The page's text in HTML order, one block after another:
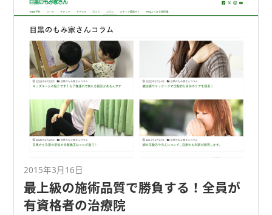
2015年3月16日
最上級の施術品質で勝負する！全員が
有資格者の治療院